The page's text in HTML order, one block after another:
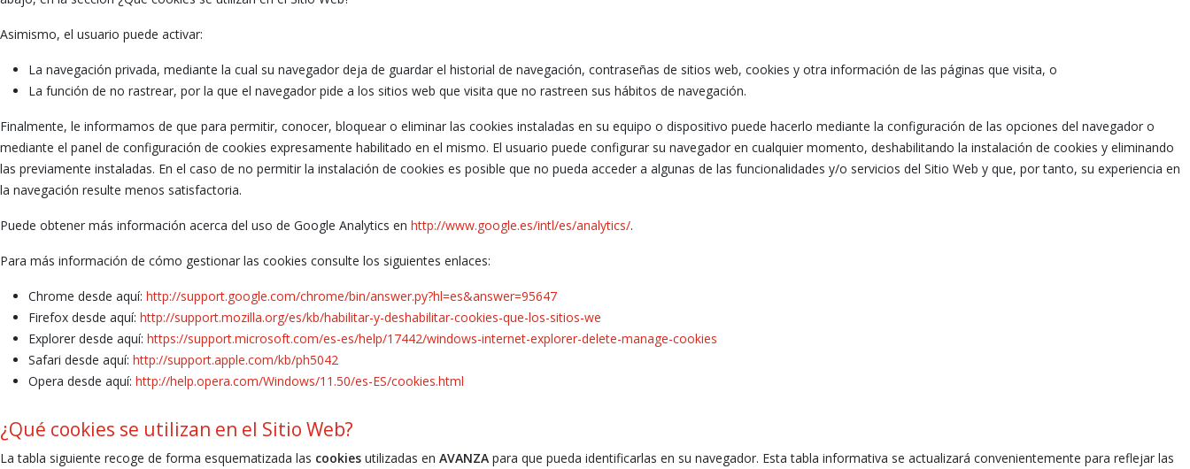
Asimismo, el usuario puede activar:
La navegación privada, mediante la cual su navegador deja de guardar el historial de navegación, contraseñas de sitios web, cookies y otra información de las páginas que visita, o
La función de no rastrear, por la que el navegador pide a los sitios web que visita que no rastreen sus hábitos de navegación.
Finalmente, le informamos de que para permitir, conocer, bloquear o eliminar las cookies instaladas en su equipo o dispositivo puede hacerlo mediante la configuración de las opciones del navegador o
mediante el panel de configuración de cookies expresamente habilitado en el mismo. El usuario puede configurar su navegador en cualquier momento, deshabilitando la instalación de cookies y eliminando
las previamente instaladas. En el caso de no permitir la instalación de cookies es posible que no pueda acceder a algunas de las funcionalidades y/o servicios del Sitio Web y que, por tanto, su experiencia en
la navegación resulte menos satisfactoria.
Puede obtener más información acerca del uso de Google Analytics en http://www.google.es/intl/es/analytics/.
Para más información de cómo gestionar las cookies consulte los siguientes enlaces:
Chrome desde aquí: http://support.google.com/chrome/bin/answer.py?hl=es&answer=95647
Firefox desde aquí: http://support.mozilla.org/es/kb/habilitar-y-deshabilitar-cookies-que-los-sitios-we
Explorer desde aquí: https://support.microsoft.com/es-es/help/17442/windows-internet-explorer-delete-manage-cookies
Safari desde aquí: http://support.apple.com/kb/ph5042
Opera desde aquí: http://help.opera.com/Windows/11.50/es-ES/cookies.html
¿Qué cookies se utilizan en el Sitio Web?
La tabla siguiente recoge de forma esquematizada las cookies utilizadas en AVANZA para que pueda identificarlas en su navegador. Esta tabla informativa se actualizará convenientemente para reflejar las